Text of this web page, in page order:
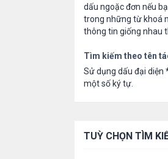
dấu ngoặc đơn nếu
trong những từ khoá
thông tin giống nhau
Tìm kiếm theo tên
Sử dụng dấu đại diện
một số ký tự.
TUỲ CHỌN TÌM